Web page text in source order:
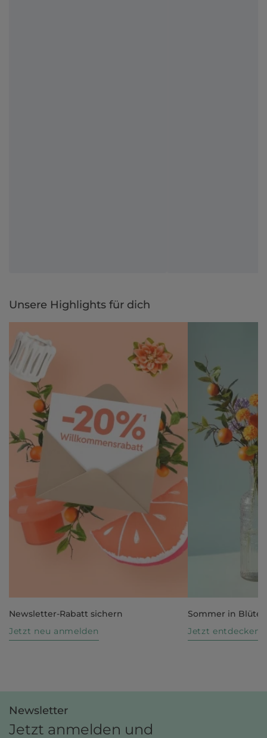
Unsere Highlights für dich
Newsletter-Rabatt sichern
Jetzt neu anmelden
Sommer in Blüte
Jetzt entdecken
Newsletter
Jetzt anmelden und